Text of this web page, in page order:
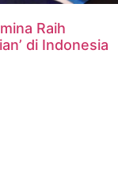
Raih
di Indonesia